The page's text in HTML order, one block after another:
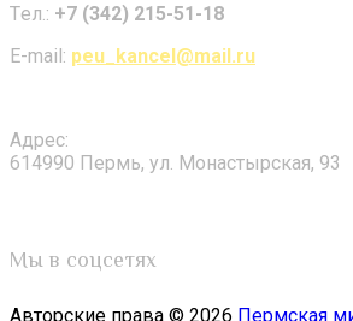
Tел.: +7 (342) 215-51-18
E-mail: peu_kancel@mail.ru
Адрес:
614990 Пермь, ул. Монастырская, 93
Мы в соцсетях
Авторские права © 2026 Пермская